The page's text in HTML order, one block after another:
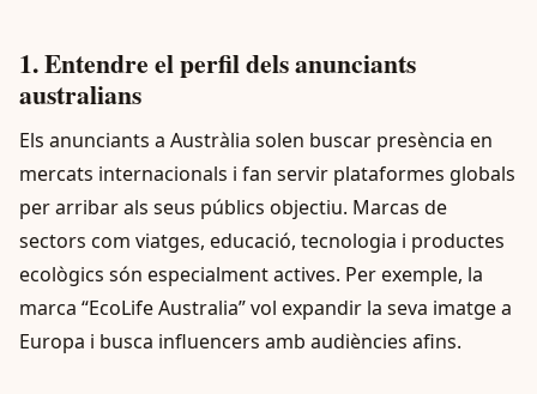
1. Entendre el perfil dels anunciants
australians
Els anunciants a Austràlia solen buscar presència en
mercats internacionals i fan servir plataformes globals
per arribar als seus públics objectiu. Marcas de
sectors com viatges, educació, tecnologia i productes
ecològics són especialment actives. Per exemple, la
marca “EcoLife Australia” vol expandir la seva imatge a
Europa i busca influencers amb audiències afins.